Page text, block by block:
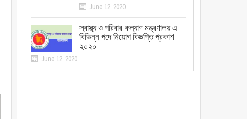
June 12, 2020
স্বাস্থ্য ও পরিবার কল্যাণ মন্ত্রণালয় এ
বিভিন্ন পদে নিয়োগ বিজ্ঞপ্তি প্রকাশ
২০২০
June 12, 2020